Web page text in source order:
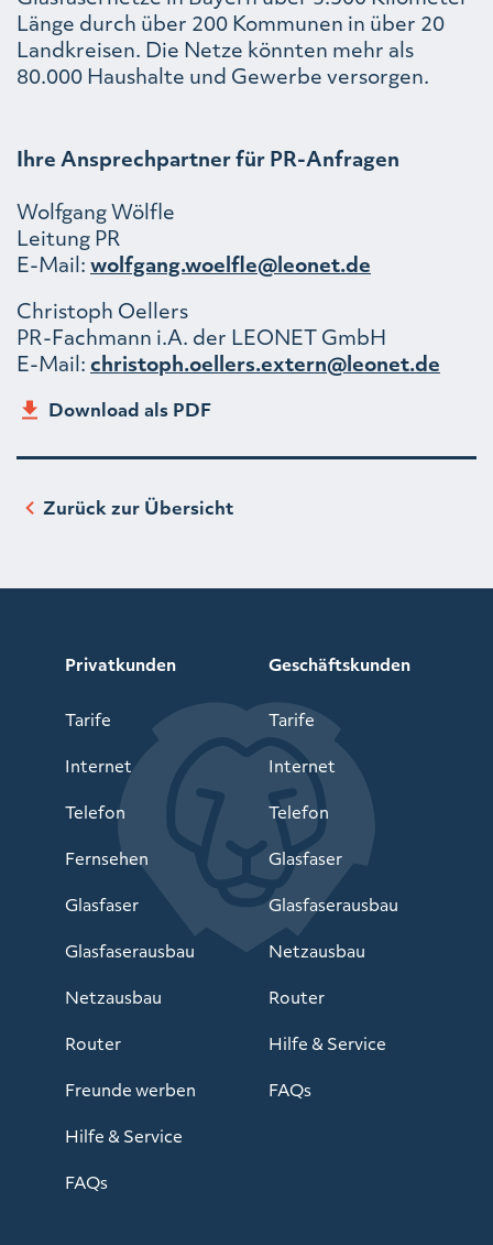
Länge durch über 200 Kommunen in über 20
Landkreisen. Die Netze könnten mehr als
80.000 Haushalte und Gewerbe versorgen.
Ihre Ansprechpartner für PR-Anfragen
Wolfgang Wölfle
Leitung PR
E-Mail: wolfgang.woelfle@leonet.de
Christoph Oellers
PR-Fachmann i.A. der LEONET GmbH
E-Mail: christoph.oellers.extern@leonet.de
Download als PDF
Zurück zur Übersicht
Privatkunden
Tarife
Internet
Telefon
Fernsehen
Glasfaser
Glasfaserausbau
Netzausbau
Router
Freunde werben
Hilfe & Service
FAQs
Geschäftskunden
Tarife
Internet
Telefon
Glasfaser
Glasfaserausbau
Netzausbau
Router
Hilfe & Service
FAQs